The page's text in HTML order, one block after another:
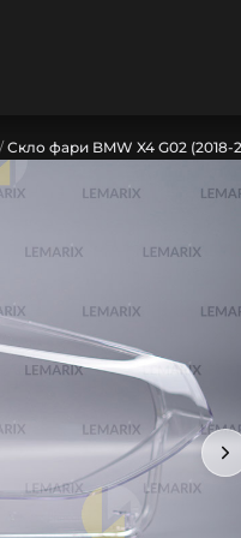
Скло фари BMW X4 G02 (2018-